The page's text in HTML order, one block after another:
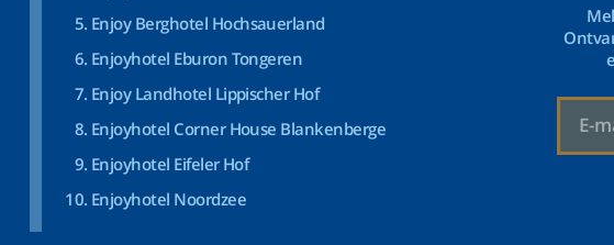
Enjoy Berghotel Hochsauerland
Enjoyhotel Eburon Tongeren
Enjoy Landhotel Lippischer Hof
Enjoyhotel Corner House Blankenberge
Enjoyhotel Eifeler Hof
Enjoyhotel Noordzee